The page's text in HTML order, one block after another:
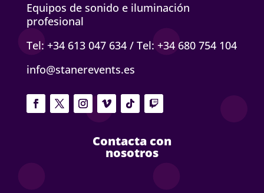
Equipos de sonido e iluminación
profesional
Tel: +34 613 047 634/ Tel: +34 680 754 104
info@stanerevents.es
Contacta con
nosotros